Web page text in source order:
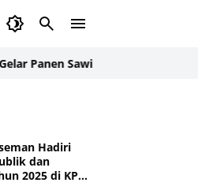
Sawi Bersama Warga Binaan
Hadiri
dan
2025 di KPPN